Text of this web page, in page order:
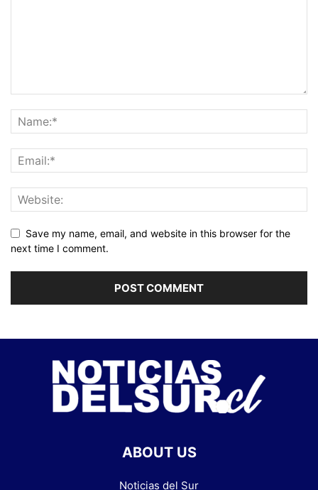
Save my name, email, and website in this browser for the
next time I comment.
ABOUT US
Noticias del Sur